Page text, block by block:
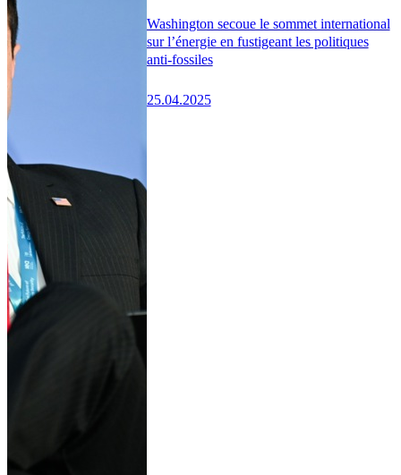
Washington secoue le sommet international
sur l’énergie en fustigeant les politiques
anti-fossiles
25.04.2025